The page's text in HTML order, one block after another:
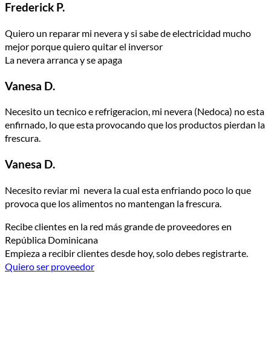
Frederick P.
Quiero un reparar mi nevera y si sabe de electricidad mucho
mejor porque quiero quitar el inversor
La nevera arranca y se apaga
Vanesa D.
Necesito un tecnico e refrigeracion, mi nevera (Nedoca) no esta
enfirnado, lo que esta provocando que los productos pierdan la
frescura.
Vanesa D.
Necesito reviar mi nevera la cual esta enfriando poco lo que
provoca que los alimentos no mantengan la frescura.
Recibe clientes en la red más grande de proveedores en
República Dominicana
Empieza a recibir clientes desde hoy, solo debes registrarte.
Quiero ser proveedor